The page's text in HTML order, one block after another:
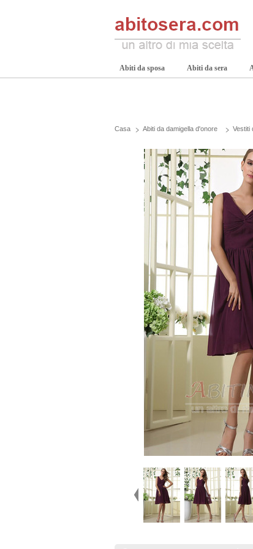
Abiti da sposa Abiti da sera
Casa Abiti da damigella d'onore Vestiti